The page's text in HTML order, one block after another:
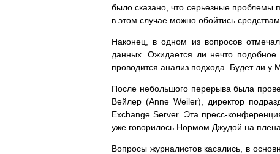
было сказано, что серьезные проблемы
в этом случае можно обойтись
Наконец, в одном из вопросов
данных. Ожидается ли нечто
проводится анализ подхода. Будет ли у
После небольшого перерыва была
Вейлер (Anne Weiler), директор
Exchange Server. Эта пресс-
уже говорилось Нормом Джудой на
Вопросы журналистов касались, в